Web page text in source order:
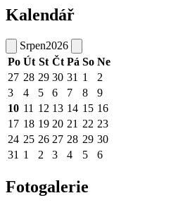
Kalendář
Srpen2026
Po Út St Čt Pá So Ne
27 28 29 30 31 1
2
3
4 5 6 7 8
9
10 11 12 13 14 15 16
17 18 19 20 21 22 23
24 25 26 27 28 29 30
31 1 2 3 4 5 6
Fotogalerie